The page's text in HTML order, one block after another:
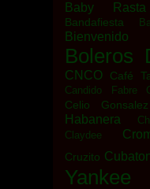
Baby Rasta
Bandafiesta
Boleros
CNCO Café
Candido Fabre
Celio Gonsalez
Habanera
Claydee
Cruzito
Yankee